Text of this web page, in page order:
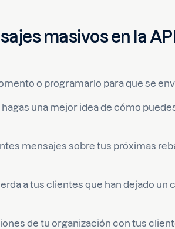
masivos en la
o programarlo para que se
una mejor idea de cómo
mensajes sobre tus próximas
a tus clientes que han dejado un
de tu organización con tus